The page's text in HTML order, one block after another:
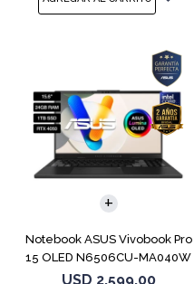
Notebook ASUS Vivobook Pro
15 OLED N6506CU-MA040W
RTX 4050
USD 2.599,00
COMPARAR